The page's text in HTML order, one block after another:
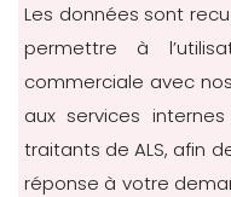
Les données sont
permettre à
commerciale avec
aux services
traitants de ALS, afin
réponse à votre